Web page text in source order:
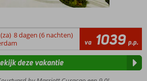
8 dagen (6 nachten)
va 1039 p.p.
deze vakantie